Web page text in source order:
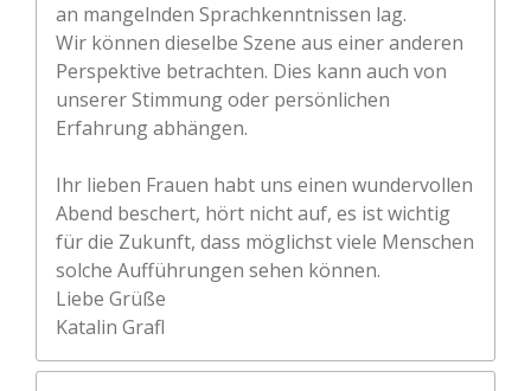
an mangelnden Sprachkenntnissen lag.
Wir können dieselbe Szene aus einer anderen
Perspektive betrachten. Dies kann auch von
unserer Stimmung oder persönlichen
Erfahrung abhängen.
Ihr lieben Frauen habt uns einen wundervollen
Abend beschert, hört nicht auf, es ist wichtig
für die Zukunft, dass möglichst viele Menschen
solche Aufführungen sehen können.
Liebe Grüße
Katalin Grafl